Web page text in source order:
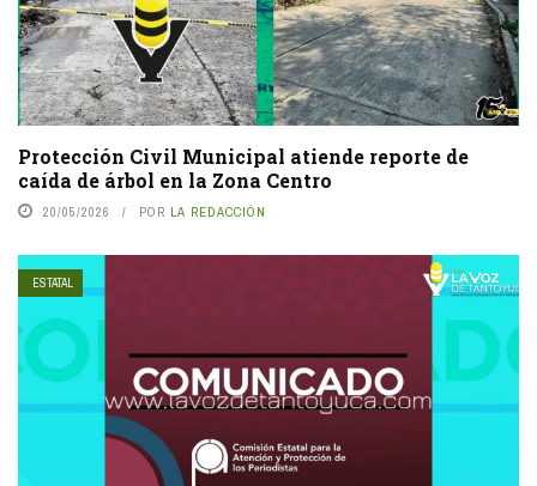
Protección Civil Municipal atiende reporte de
caída de árbol en la Zona Centro
20/05/2026 POR LA REDACCIÓN
ESTATAL